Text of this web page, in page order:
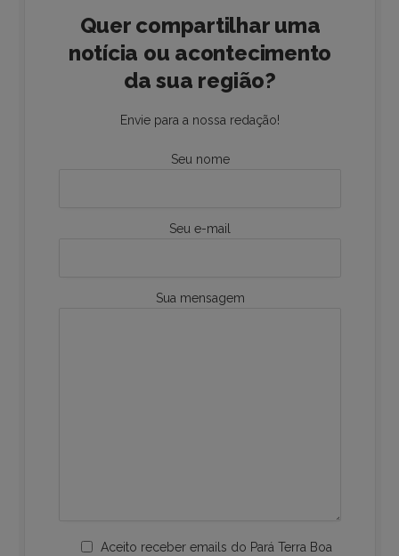
Quer compartilhar uma
notícia ou acontecimento
da sua região?
Envie para a nossa redação!
Seu nome
Seu e-mail
Sua mensagem
Aceito receber emails do Pará Terra Boa